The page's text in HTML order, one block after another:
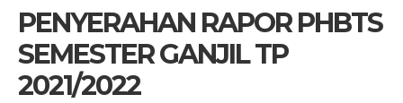
PENYERAHAN RAPOR PHBTS
SEMESTER GANJIL TP
2021/2022